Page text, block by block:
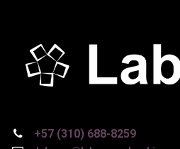
+57 (310) 688-8259